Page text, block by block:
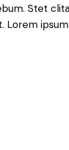
Stet
Lorem